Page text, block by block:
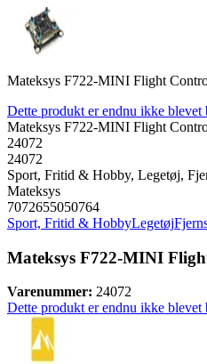
Mateksys F722-MINI Flight
Dette produkt er endnu ikke blevet
Mateksys F722-MINI Flight
24072
24072
Sport, Fritid & Hobby, Legetøj,
Mateksys
7072655050764
Sport, Fritid & HobbyLegetøj
Mateksys F722-MINI
Varenummer: 24072
Dette produkt er endnu ikke blevet